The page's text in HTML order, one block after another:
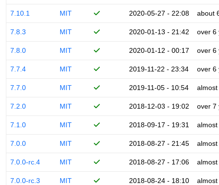
7.10.1 MIT 2020-05-27 - 22:08 about
7.8.3 MIT 2020-01-13 - 21:42 over 6
7.8.0 MIT 2020-01-12 - 00:17 over 6
7.7.4 MIT 2019-11-22 - 23:34 over 6
7.7.0 MIT 2019-11-05 - 10:54
7.2.0 MIT 2018-12-03 - 19:02 over 7
7.1.0 MIT 2018-09-17 - 19:31
7.0.0 MIT 2018-08-27 - 21:45
7.0.0-rc.4 MIT 2018-08-27 - 17:06
7.0.0-rc.3 MIT 2018-08-24 - 18:10